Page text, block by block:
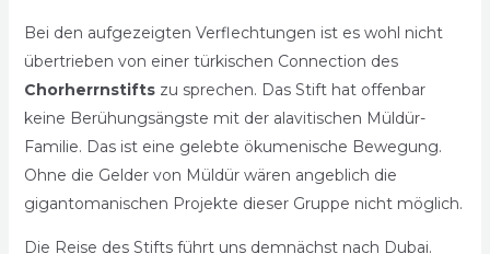
Bei den aufgezeigten Verflechtungen ist es wohl nicht
übertrieben von einer türkischen Connection des
Chorherrnstiftszu sprechen. Das Stift hat offenbar
keine Berühungsängste mit der alavitischen Müldür-
Familie. Das ist eine gelebte ökumenische Bewegung.
Ohne die Gelder von Müldür wären angeblich die
gigantomanischen Projekte dieser Gruppe nicht möglich.
Die Reise des Stifts führt uns demnächst nach Dubai.